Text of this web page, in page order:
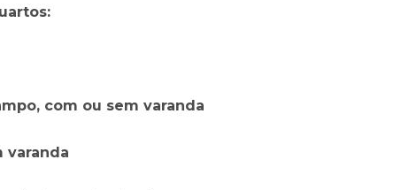
com ou sem varanda
varanda